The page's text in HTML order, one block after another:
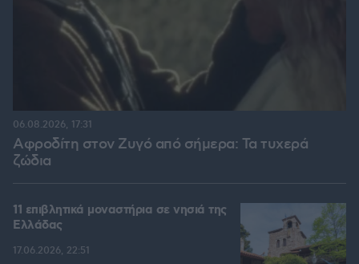
Αφροδίτη στον Ζυγό από σήμερα: Τα τυχερά
ζώδια
06.08.2026, 17:31
11 επιβλητικά μοναστήρια σε νησιά της
Ελλάδας
17.06.2026, 22:51